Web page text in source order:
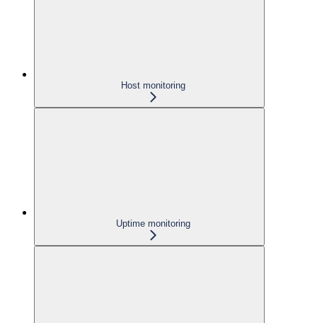
Host monitoring
Uptime monitoring